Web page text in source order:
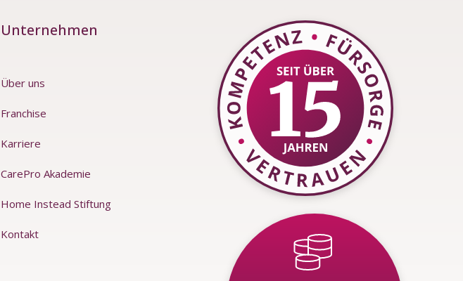
Unternehmen
Über uns
Franchise
Karriere
CarePro Akademie
Home Instead Stiftung
Kontakt